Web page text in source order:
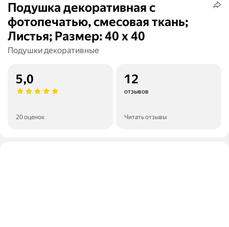
Подушка декоративная с
фотопечатью, смесовая ткань;
Листья; Размер: 40 х 40
Подушки декоративные
5,0
20 оценок
12
отзывов
Читать отзывы